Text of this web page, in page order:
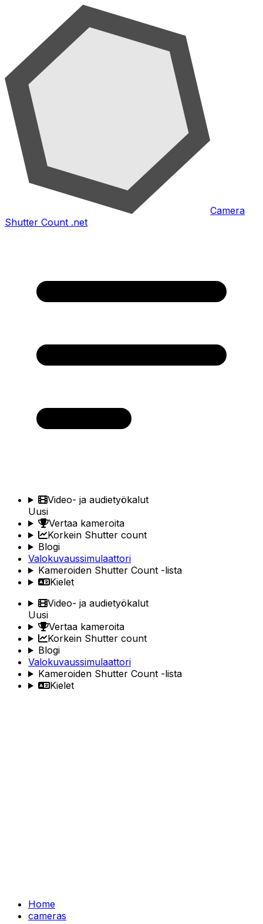
Camera
Shutter Count .net
Video- ja audietyökalut
Uusi
Vertaa kameroita
Korkein Shutter count
Blogi
Valokuvaussimulaattori
Kameroiden Shutter Count -lista
Kielet
Video- ja audietyökalut
Uusi
Vertaa kameroita
Korkein Shutter count
Blogi
Valokuvaussimulaattori
Kameroiden Shutter Count -lista
Kielet
Home
cameras